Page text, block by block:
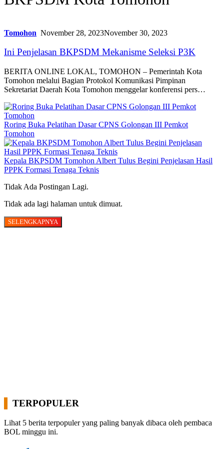
Tomohon November 28, 2023November 30, 2023
Ini Penjelasan BKPSDM Mekanisme Seleksi P3K
BERITA ONLINE LOKAL, TOMOHON – Pemerintah Kota
Tomohon melalui Bagian Protokol Komunikasi Pimpinan
Sekretariat Daerah Kota Tomohon menggelar konferensi pers…
Roring Buka Pelatihan Dasar CPNS Golongan III Pemkot
Tomohon
Kepala BKPSDM Tomohon Albert Tulus Begini Penjelasan Hasil
PPPK Formasi Tenaga Teknis
Tidak Ada Postingan Lagi.
Tidak ada lagi halaman untuk dimuat.
SELENGKAPNYA
TERPOPULER
Lihat 5 berita terpopuler yang paling banyak dibaca oleh pembaca
BOL minggu ini.